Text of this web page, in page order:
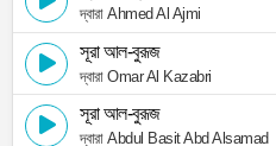
দ্বারা Ahmed Al Ajmi
সূরা আল-বুরূজ
দ্বারা Omar Al Kazabri
সূরা আল-বুরূজ
দ্বারা Abdul Basit Abd Alsamad